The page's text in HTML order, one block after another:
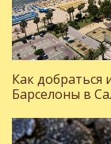
Как добраться
Барселоны в